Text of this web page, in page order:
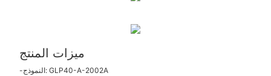
ميزات المنتج
-النموذج: GLP40-A-2002A